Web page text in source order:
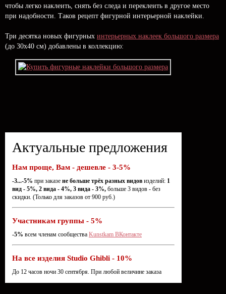
чтобы легко наклеить, снять без следа и переклеить в другое место
при надобности. Таков рецепт фигурной интерьерной наклейки.
Три десятка новых фигурных интерьерных наклеек большого размера
(до 30х40 см) добавлены в коллекцию:
Актуальные предложения
Нам проще, Вам - дешевле - 3-5%
-3...-5% при заказе не больше трёх разных видов изделий: 1
вид - 5%, 2 вида - 4%, 3 вида - 3%, больше 3 видов - без
скидки. (Только для заказов от 900 руб.)
Участникам группы - 5%
-5% всем членам сообщества Kunstkam ВКонтакте
На все изделия Studio Ghibli - 10%
До 12 часов ночи 30 сентября. При любой величине заказа